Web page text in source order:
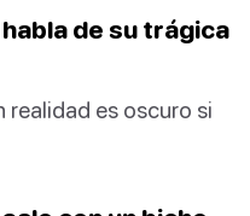
de su trágica
realidad es oscuro si